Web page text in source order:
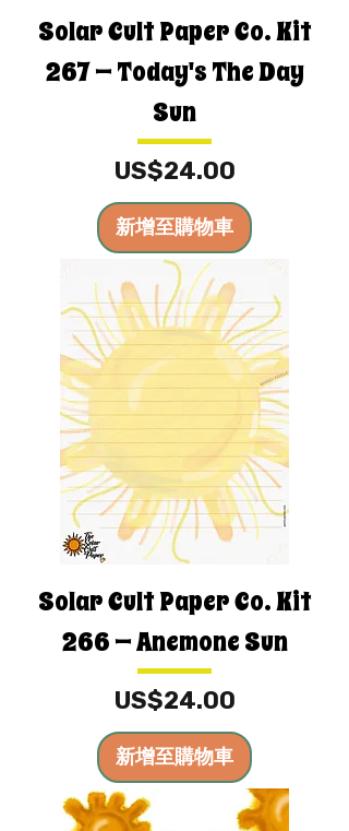
Solar Cult Paper Co. Kit
267 — Today's The Day
Sun
價格
US$24.00
新增至購物車
Solar Cult Paper Co. Kit
266 — Anemone Sun
價格
US$24.00
新增至購物車